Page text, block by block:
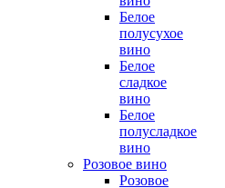
Белое
полусухое
вино
Белое
сладкое
вино
Белое
полусладкое
вино
Розовое вино
Розовое